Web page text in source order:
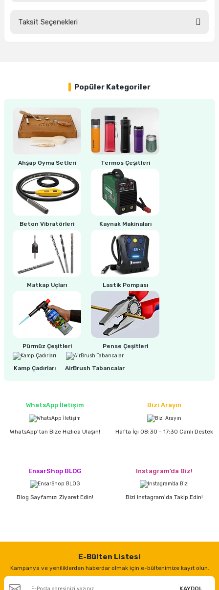
Makinası
Taksit Seçenekleri
Popüler Kategoriler
Ahşap Oyma Setleri Termos Çeşitleri
Beton Vibratörleri Kaynak Makinaları
Matkap Uçları Lastik Pompası
Pürmüz Çeşitleri Pense Çeşitleri
Kamp Çadırları AirBrush Tabancalar
WhatsApp İletişim
WhatsApp'tan Bize Hızlıca Ulaşın!
Bizi Arayın
Hafta İçi 08:30 - 17:30 Canlı Destek
EnsarShop BLOG
Blog Sayfamızı Ziyaret Edin!
Instagram’da Biz!
Bizi Instagram'da Takip Edin!
E-Bülten Listesi
Kampanya ve yeniliklerden haberdar olmak için e-bültenimize kayıt olun.
KAYDOL